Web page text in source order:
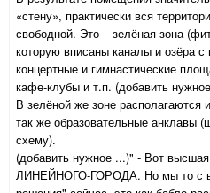
«стену», практически вся
свободной. Это – зелёная зона
которую вписаны каналы и озёра
концертные и гимнастические
кафе-клубы и т.п. (добавить
В зелёной же зоне располагаются
так же образовательные анклавы
схему).
(добавить нужное ...)" - Вот высшая
ЛИНЕЙНОГО-ГОРОДА. Но мы то с